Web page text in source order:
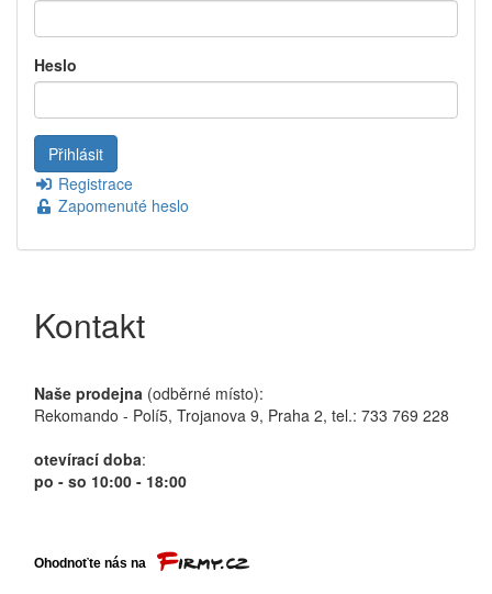
Heslo
Registrace
Zapomenuté heslo
Kontakt
Naše prodejna (odběrné místo):
Rekomando - Polí5, Trojanova 9, Praha 2, tel.: 733 769 228
otevírací doba:
po - so 10:00 - 18:00